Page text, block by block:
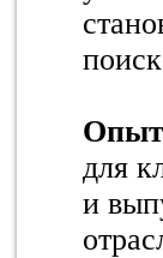
Опыт
для
и